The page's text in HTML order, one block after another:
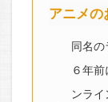
アニメの
同名の
６年
ンライ